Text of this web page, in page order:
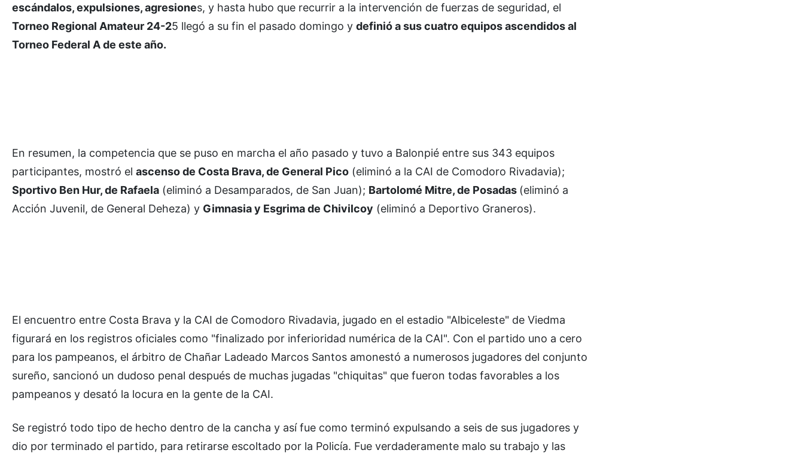
escándalos, expulsiones, agresiones, y hasta hubo que recurrir a la intervención de fuerzas de seguridad, el
Torneo Regional Amateur 24-25 llegó a su fin el pasado domingo y definió a sus cuatro equipos ascendidos al
Torneo Federal A de este año.
En resumen, la competencia que se puso en marcha el año pasado y tuvo a Balonpié entre sus 343 equipos
participantes, mostró el ascenso de Costa Brava, de General Pico (eliminó a la CAI de Comodoro Rivadavia);
Sportivo Ben Hur, de Rafaela (eliminó a Desamparados, de San Juan); Bartolomé Mitre, de Posadas (eliminó a
Acción Juvenil, de General Deheza) y Gimnasia y Esgrima de Chivilcoy (eliminó a Deportivo Graneros).
El encuentro entre Costa Brava y la CAI de Comodoro Rivadavia, jugado en el estadio "Albiceleste" de Viedma
figurará en los registros oficiales como "finalizado por inferioridad numérica de la CAI". Con el partido uno a cero
para los pampeanos, el árbitro de Chañar Ladeado Marcos Santos amonestó a numerosos jugadores del conjunto
sureño, sancionó un dudoso penal después de muchas jugadas "chiquitas" que fueron todas favorables a los
pampeanos y desató la locura en la gente de la CAI.
Se registró todo tipo de hecho dentro de la cancha y así fue como terminó expulsando a seis de sus jugadores y
dio por terminado el partido, para retirarse escoltado por la Policía. Fue verdaderamente malo su trabajo y las